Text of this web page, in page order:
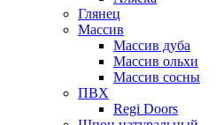
Глянец
Массив
Массив дуба
Массив ольхи
Массив сосны
ПВХ
Regi Doors